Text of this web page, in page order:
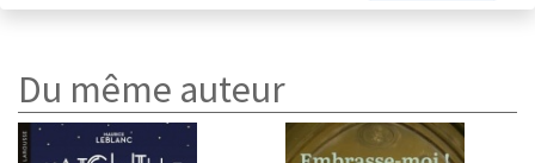
Du même auteur